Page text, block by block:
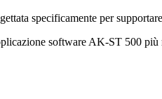
specificamente per
software AK-ST 500 più